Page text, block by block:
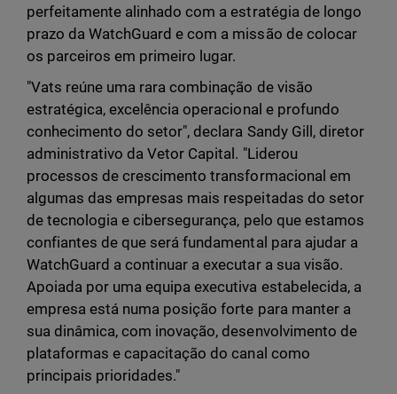
perfeitamente alinhado com a estratégia de longo
prazo da WatchGuard e com a missão de colocar
os parceiros em primeiro lugar.
"Vats reúne uma rara combinação de visão
estratégica, excelência operacional e profundo
conhecimento do setor", declara Sandy Gill, diretor
administrativo da Vetor Capital. "Liderou
processos de crescimento transformacional em
algumas das empresas mais respeitadas do setor
de tecnologia e cibersegurança, pelo que estamos
confiantes de que será fundamental para ajudar a
WatchGuard a continuar a executar a sua visão.
Apoiada por uma equipa executiva estabelecida, a
empresa está numa posição forte para manter a
sua dinâmica, com inovação, desenvolvimento de
plataformas e capacitação do canal como
principais prioridades."